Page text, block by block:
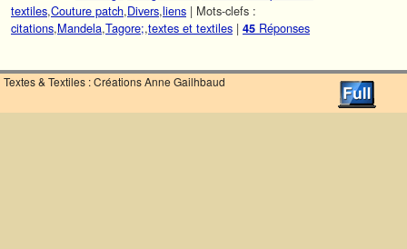
textiles,Couture patch,Divers,liens | Mots-clefs :
citations,Mandela,Tagore;,textes et textiles | 45 Réponses
Textes & Textiles : Créations Anne Gailhbaud